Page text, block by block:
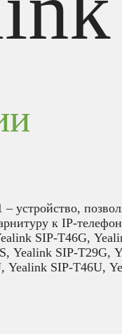
устройство,
к IP-
SIP-T46G,
Yealink SIP-T29G,
Yealink SIP-T46U,